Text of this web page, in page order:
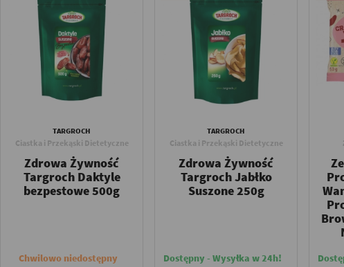
TARGROCH
Ciastka i Przekąski Dietetyczne
Zdrowa Żywność
Targroch Daktyle
bezpestowe 500g
Chwilowo niedostępny
TARGROCH
Ciastka i Przekąski Dietetyczne
Zdrowa Żywność
Targroch Jabłko
Suszone 250g
Dostępny - Wysyłka w 24h!